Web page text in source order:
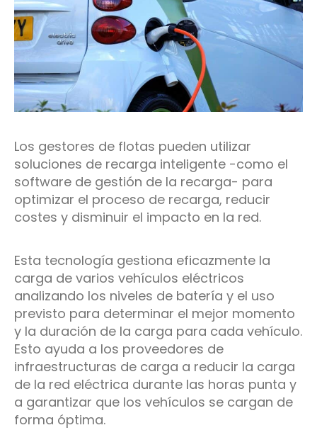
Los gestores de flotas pueden utilizar
soluciones de recarga inteligente -como el
software de gestión de la recarga- para
optimizar el proceso de recarga, reducir
costes y disminuir el impacto en la red.
Esta tecnología gestiona eficazmente la
carga de varios vehículos eléctricos
analizando los niveles de batería y el uso
previsto para determinar el mejor momento
y la duración de la carga para cada vehículo.
Esto ayuda a los proveedores de
infraestructuras de carga a reducir la carga
de la red eléctrica durante las horas punta y
a garantizar que los vehículos se cargan de
forma óptima.